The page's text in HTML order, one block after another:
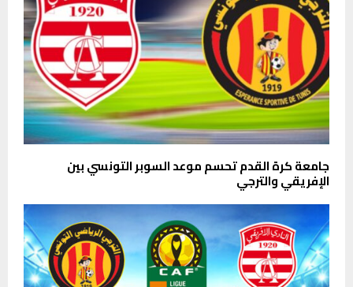
جامعة كرة القدم تحسم موعد السوبر التونسي بين
الإفريقي والترجي